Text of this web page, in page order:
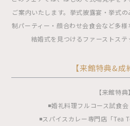
ご案内いたします。挙式披露宴・挙式
制パーティー・顔合わせ会食会など多
結婚式を見つけるファーストステ
【来館特典&成
【来館特典】
◾️婚礼料理フルコース試食
◾️スパイスカレー専門店「Tea